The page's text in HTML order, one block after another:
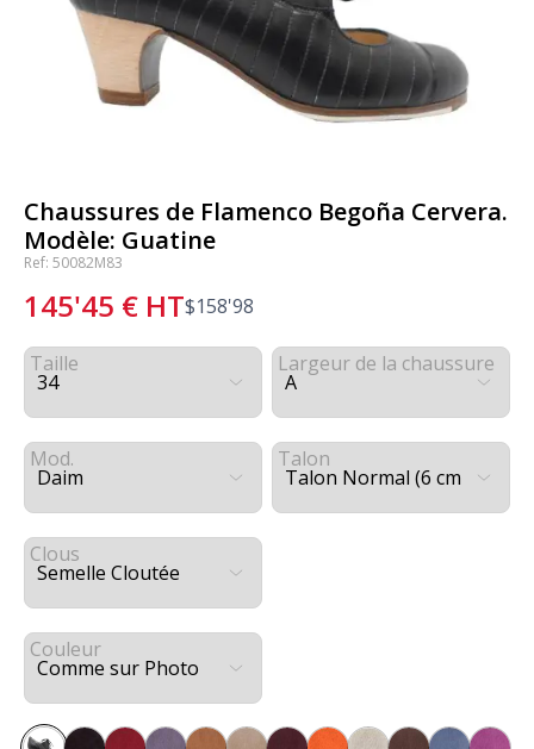
Chaussures de Flamenco Begoña Cervera.
Modèle: Guatine
Ref: 50082M83
145'45 € HT$158'98
Taille Largeur de la chaussure
Mod. Talon
Clous
Couleur